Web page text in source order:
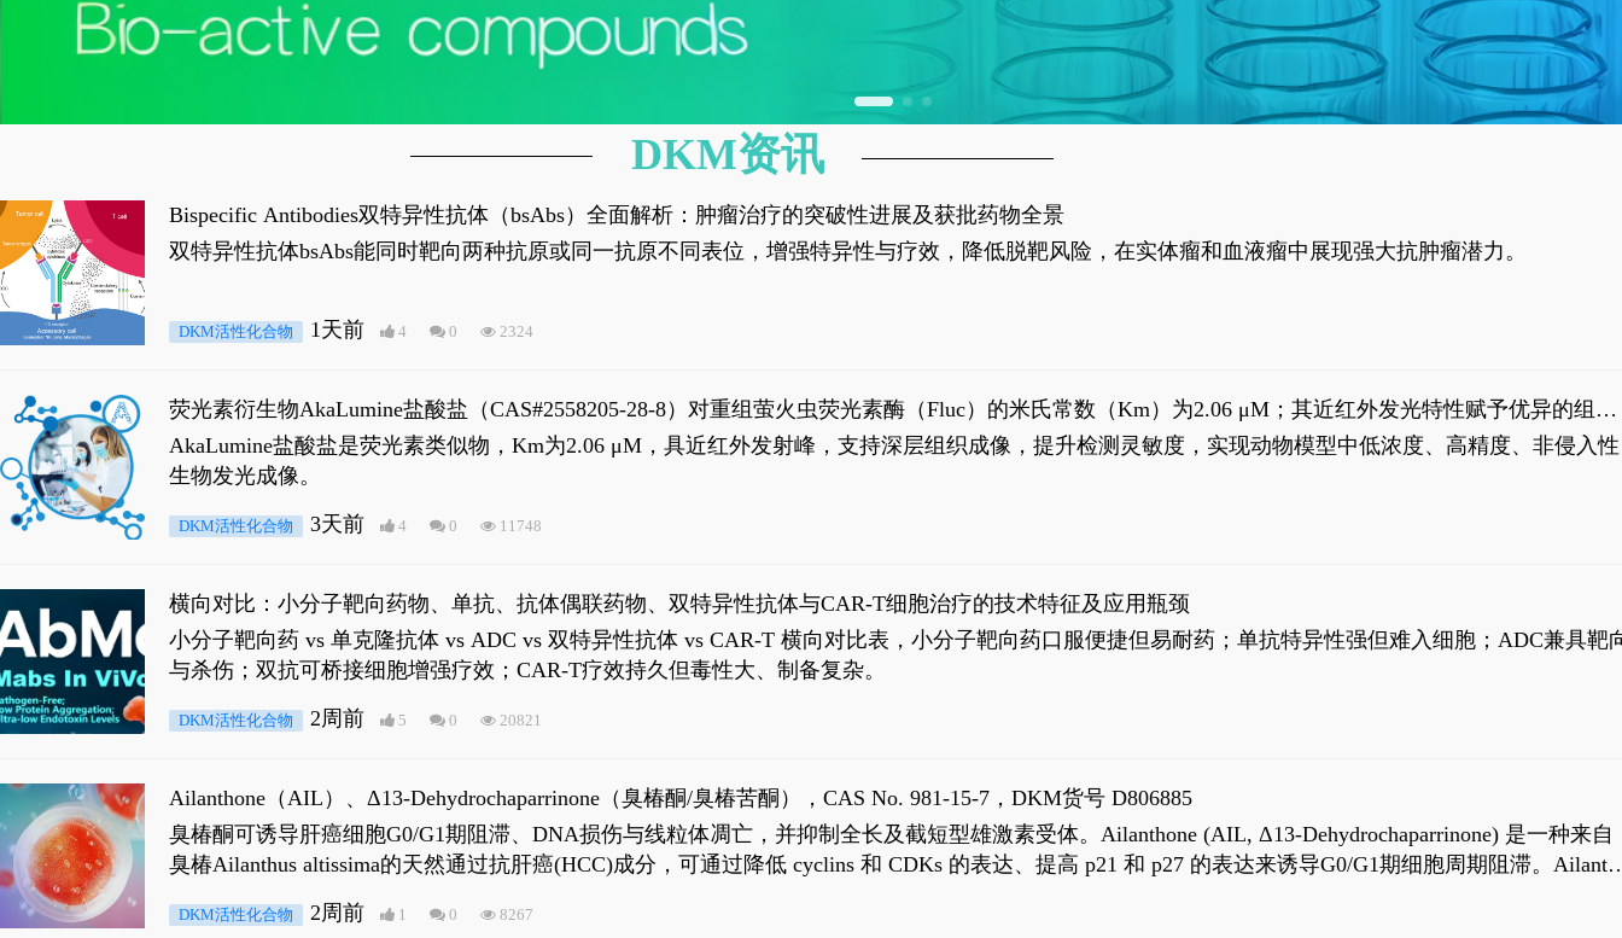
Bispecific Antibodies双特异性抗体（bsAbs）全面解析：肿瘤治疗的突破性进展及获批药物全景
双特异性抗体bsAbs能同时靶向两种抗原或同一抗原不同表位，增强特异性与疗效，降低脱靶风险，在实体瘤和血液瘤中展现强大抗肿瘤潜力。
DKM活性化合物 1天前 4 0 2324
荧光素衍生物AkaLumine盐酸盐（CAS#2558205-28-8）对重组萤火虫荧光素酶（Fluc）的米氏常数（Km）为2.06 μM；其近红外发光特性赋予优异的组织
穿透能力，大幅增强成像信噪比，从而实现活体动物模型中极低给药剂量下的高灵敏度、非侵入式生物发光动态追踪。
AkaLumine盐酸盐是荧光素类似物，Km为2.06 μM，具近红外发射峰，支持深层组织成像，提升检测灵敏度，实现动物模型中低浓度、高精度、非侵入性
生物发光成像。
DKM活性化合物 3天前 4 0 11748
横向对比：小分子靶向药物、单抗、抗体偶联药物、双特异性抗体与CAR-T细胞治疗的技术特征及应用瓶颈
小分子靶向药 vs 单克隆抗体 vs ADC vs 双特异性抗体 vs CAR-T 横向对比表，小分子靶向药口服便捷但易耐药；单抗特异性强但难入细胞；ADC兼具靶
与杀伤；双抗可桥接细胞增强疗效；CAR-T疗效持久但毒性大、制备复杂。
DKM活性化合物 2周前 5 0 20821
Ailanthone（AIL）、Δ13-Dehydrochaparrinone（臭椿酮/臭椿苦酮），CAS No. 981-15-7，DKM货号 D806885
臭椿酮可诱导肝癌细胞G0/G1期阻滞、DNA损伤与线粒体凋亡，并抑制全长及截短型雄激素受体。Ailanthone (AIL, Δ13-Dehydrochaparrinone) 是一种来自
臭椿Ailanthus altissima的天然通过抗肝癌(HCC)成分，可通过降低 cyclins 和 CDKs 的表达、提高 p21 和 p27 的表达来诱导G0/G1期细胞周期阻滞。
是全长 Androgen Receptor (AR-FL)和组成型活性截断AR剪接变体(AR-Vs, AR1-651)的抑制剂，对应的IC50值分别为69 nM和309 nM。
DKM活性化合物 2周前 1 0 8267
DKM资讯